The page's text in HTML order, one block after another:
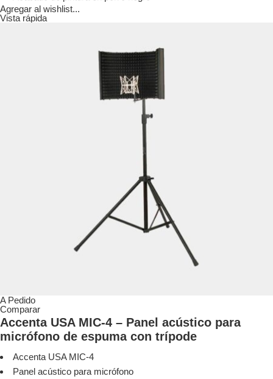
Agregar al wishlist...
Vista rápida
A Pedido
Comparar
Accenta USA MIC-4 – Panel acústico para
micrófono de espuma con trípode
Accenta USA MIC-4
Panel acústico para micrófono